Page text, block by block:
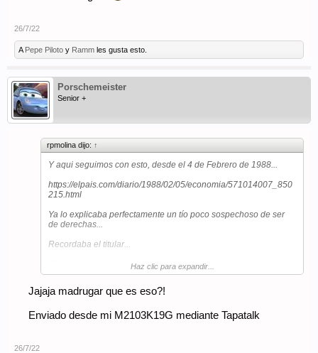
26/7/22
A Pepe Piloto y Ramm les gusta esto.
Porschemeister
Senior +
rpmolina dijo: ↑
Y aqui seguimos con esto, desde el 4 de Febrero de 1988...
https://elpais.com/diario/1988/02/05/economia/571014007_850
215.html
Ya lo explicaba perfectamente un tío poco sospechoso de ser
de derechas...
Recordaba el titular...
"España es el país donde se puede ganar más dinero a corto
plazo de Europa y quizá del mundo. No sólo lo digo yo: es lo
madrugar...
Haz clic para expandir...
Jajaja madrugar que es eso?!
Enviado desde mi M2103K19G mediante Tapatalk
26/7/22